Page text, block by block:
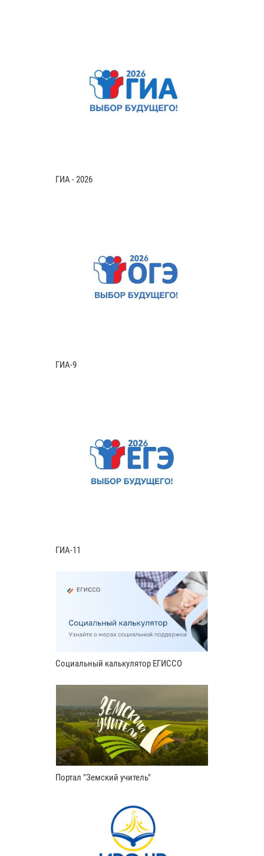
ГИА - 2026
ГИА-9
ГИА-11
Социальный калькулятор ЕГИССО
Портал "Земский учитель"